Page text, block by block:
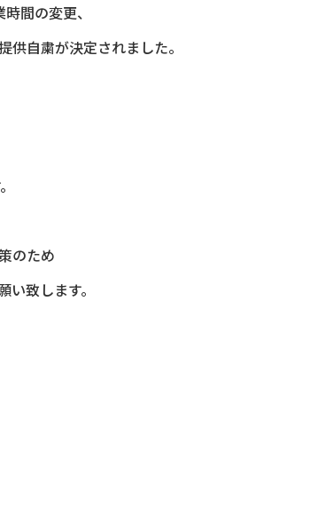
間の変更、
自粛が決定されました。
のため
致します。